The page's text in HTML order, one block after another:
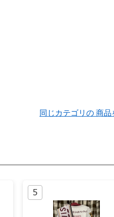
同じカテゴリの 商品